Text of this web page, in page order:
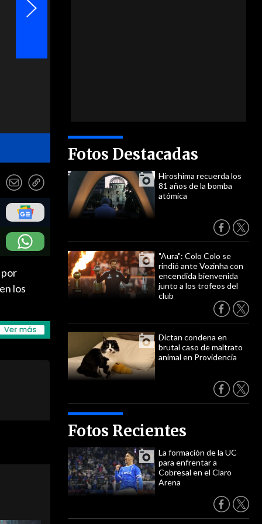
Fotos Destacadas
Hiroshima recuerda los
81 años de la bomba
atómica
"Aura": Colo Colo se
rindió ante Vozinha con
encendida bienvenida
junto a los trofeos del
club
Dictan condena en
brutal caso de maltrato
animal en Providencia
Fotos Recientes
La formación de la UC
para enfrentar a
Cobresal en el Claro
Arena
por
los